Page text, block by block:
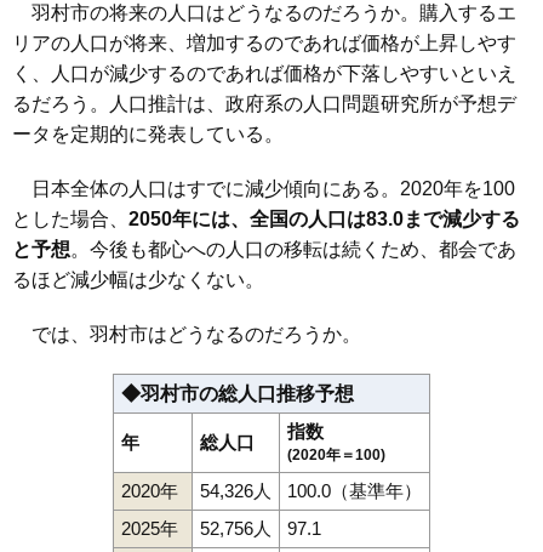
羽村市の将来の人口はどうなるのだろうか。購入するエ
リアの人口が将来、増加するのであれば価格が上昇しやす
く、人口が減少するのであれば価格が下落しやすいといえ
るだろう。人口推計は、政府系の人口問題研究所が予想デ
ータを定期的に発表している。
日本全体の人口はすでに減少傾向にある。2020年を100
とした場合、 2050年には、全国の人口は83.0まで減少する
と予想。今後も都心への人口の移転は続くため、都会であ
るほど減少幅は少なくない。
では、羽村市はどうなるのだろうか。
◆羽村市の総人口推移予想
年 総人口
指数
(2020年＝100)
2020年 54,326人
100.0（基準年）
2025年
52,756人
97.1